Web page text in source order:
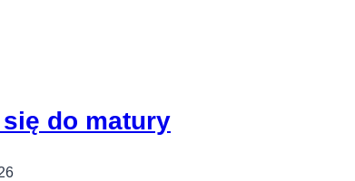
do matury